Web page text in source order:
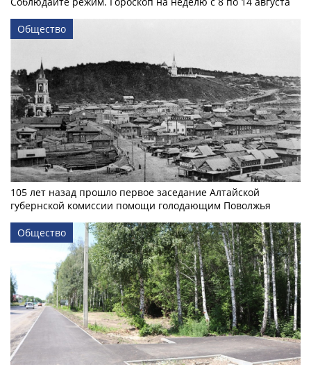
Общество
105 лет назад прошло первое заседание Алтайской
губернской комиссии помощи голодающим Поволжья
Общество